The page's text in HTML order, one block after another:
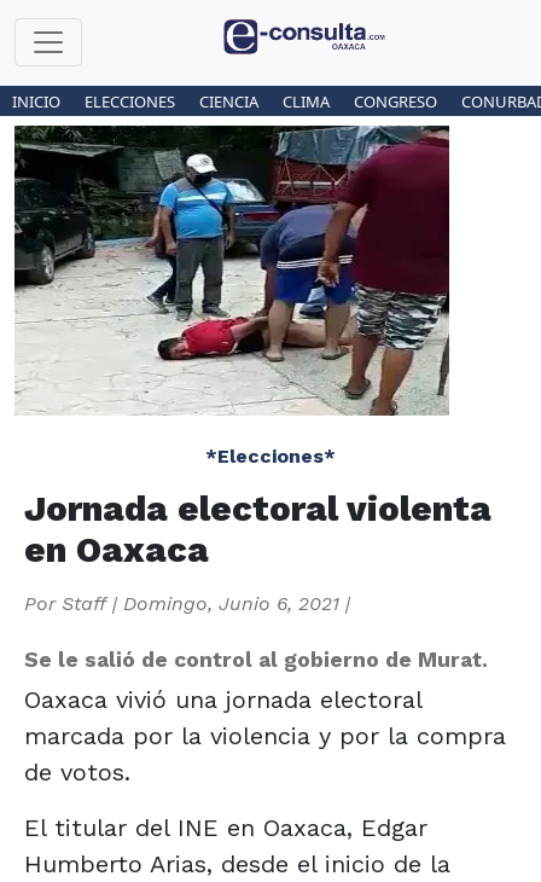
INICIO ELECCIONES CIENCIA CLIMA CONGRESO
*Elecciones*
Jornada electoral violenta
en Oaxaca
Por Staff| Domingo, Junio 6, 2021 |
Se le salió de control al gobierno de Murat.
Oaxaca vivió una jornada electoral
marcada por la violencia y por la compra
de votos.
El titular del INE en Oaxaca, Edgar
Humberto Arias, desde el inicio de la